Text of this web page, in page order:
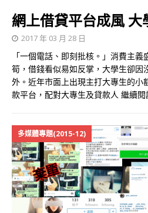
網上借貸平台成風
2017 年 03 月 28 日
「一個電話、即刻批核。」消費主
筍，借錢看似易如反掌，大學生卻因
外。近年市面上出現主打大專生的小
款平台，配對大專生及貸款人 繼續閱
多媒體專題(2015-12)